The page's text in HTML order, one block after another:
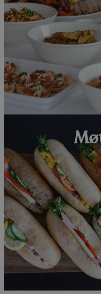
Kontakt oss
Nettbutikk
Handlekurv
0